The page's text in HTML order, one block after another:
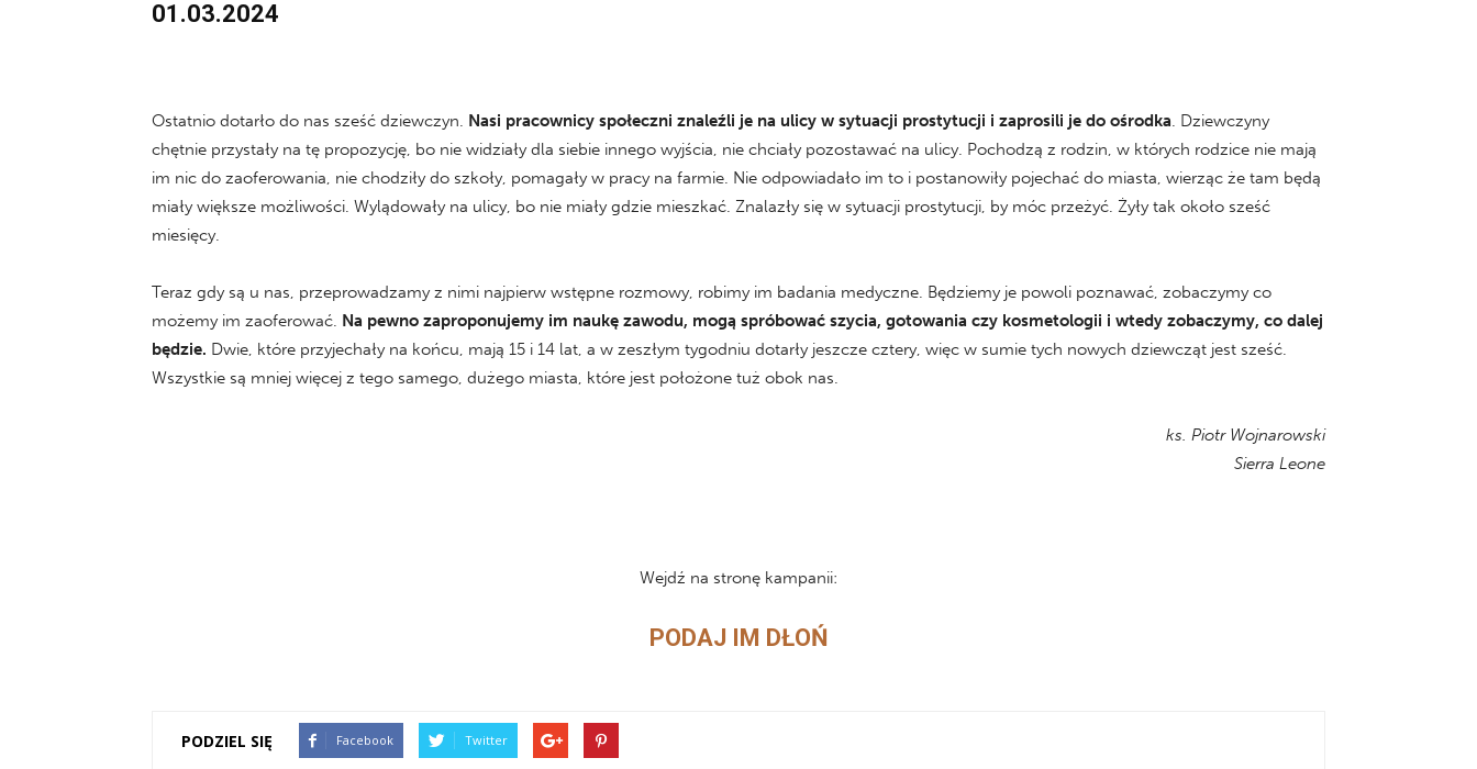
01.03.2024
Ostatnio dotarło do nas sześć dziewczyn. Nasi pracownicy społeczni znaleźli je na ulicy w sytuacji prostytucji i zaprosili je do ośrodka. Dziewczyny
chętnie przystały na tę propozycję, bo nie widziały dla siebie innego wyjścia, nie chciały pozostawać na ulicy. Pochodzą z rodzin, w których rodzice nie mają
im nic do zaoferowania, nie chodziły do szkoły, pomagały w pracy na farmie. Nie odpowiadało im to i postanowiły pojechać do miasta, wierząc że tam będą
miały większe możliwości. Wylądowały na ulicy, bo nie miały gdzie mieszkać. Znalazły się w sytuacji prostytucji, by móc przeżyć. Żyły tak około sześć
miesięcy.
Teraz gdy są u nas, przeprowadzamy z nimi najpierw wstępne rozmowy, robimy im badania medyczne. Będziemy je powoli poznawać, zobaczymy co
możemy im zaoferować. Na pewno zaproponujemy im naukę zawodu, mogą spróbować szycia, gotowania czy kosmetologii i wtedy zobaczymy, co dalej
będzie. Dwie, które przyjechały na końcu, mają 15 i 14 lat, a w zeszłym tygodniu dotarły jeszcze cztery, więc w sumie tych nowych dziewcząt jest sześć.
Wszystkie są mniej więcej z tego samego, dużego miasta, które jest położone tuż obok nas.
ks. Piotr Wojnarowski
Sierra Leone
Wejdź na stronę kampanii:
PODAJ IM DŁOŃ
PODZIEL SIĘ Facebook Twitter